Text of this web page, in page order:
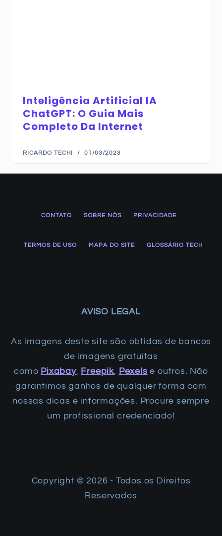
Inteligência Artificial IA
ChatGPT: O Guia Mais
Completo Da Internet
RICARDO TECHI 01/03/2023
CONTATO SOBRE NÓS PRIVACIDADE
TERMOS DE USO MAPA DO SITE GLOSSÁRIO TECH
AVISO LEGAL
As imagens deste site são obtidas de bancos
de imagens gratuitas
como Pixabay, Freepik, Pexels e outros. Não
garantimos ganhos de qualquer forma com
nossas dicas e informações. Procure sempre
um profissional credenciado!
Copyright ©️ 2026 - Todos os Direitos
Reservados